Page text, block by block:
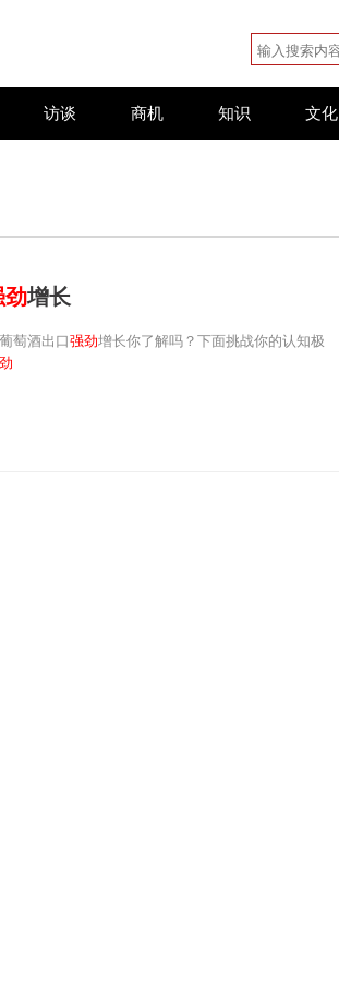
访谈 商机 知识 文化
劲增长
萄酒出口强劲增长你了解吗？下面挑战你的认知极